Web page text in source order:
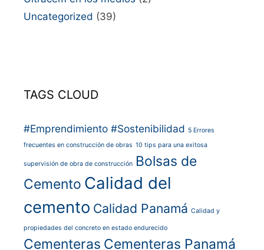
Uncategorized (39)
TAGS CLOUD
#Emprendimiento #Sostenibilidad 5 Errores
frecuentes en construcción de obras 10 tips para una exitosa
supervisión de obra de construcción Bolsas de
Cemento Calidad del
cemento Calidad Panamá Calidad y
propiedades del concreto en estado endurecido
Cementeras Cementeras Panamá